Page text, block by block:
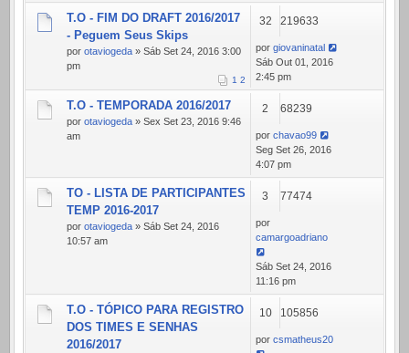
T.O - FIM DO DRAFT 2016/2017
- Peguem Seus Skips
por otaviogeda » Sáb Set 24, 2016 3:00
pm
1 2
32 219633
por giovaninatal
Sáb Out 01, 2016
2:45 pm
T.O - TEMPORADA 2016/2017
por otaviogeda » Sex Set 23, 2016 9:46
am
2 68239
por chavao99
Seg Set 26, 2016
4:07 pm
TO - LISTA DE PARTICIPANTES
TEMP 2016-2017
por otaviogeda » Sáb Set 24, 2016
10:57 am
3 77474
por
camargoadriano
Sáb Set 24, 2016
11:16 pm
T.O - TÓPICO PARA REGISTRO
DOS TIMES E SENHAS
2016/2017
10 105856
por csmatheus20